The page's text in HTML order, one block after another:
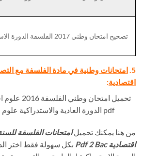
تصحيح امتحان وطني 2017 الفلسفة الدورة الاستدراكية
5.
اقتصادية:
تحميل
pdf الدورة العادية والاستدراكية علوم اقتصاد والتدبير
من هنا يمكنك تحميلامتحانات الفلسفة للسنة
اقتصادية Pdf 2 Bac
بكل سهولة فقط اختر